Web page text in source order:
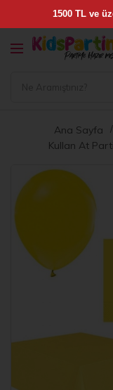
Ana Sayfa
Kullan At